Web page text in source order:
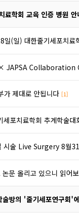
료학회 교육 인증 병원 안
일(일) 대한줄기세포치료
JAPSA Collaboration
가 제대로 안됩니다 [1]
포치료학회 추계학술대
시술 Live Surgery 8월
논문 올리고 있으니 읽어
술방의 '줄기세포연구회'